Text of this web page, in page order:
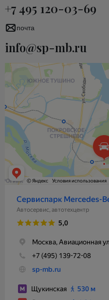
+7 495 120-03-69
почта
info@sp-mb.ru